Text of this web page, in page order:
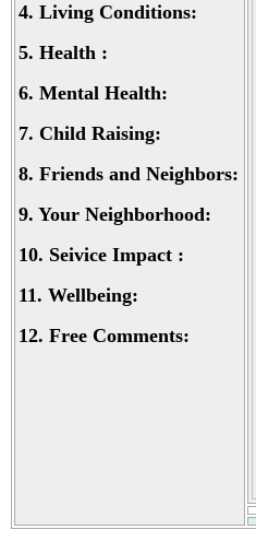
4. Living Conditions:
5. Health :
6. Mental Health:
7. Child Raising:
8. Friends and Neighbors:
9. Your Neighborhood:
10. Seivice Impact :
11. Wellbeing:
12. Free Comments: